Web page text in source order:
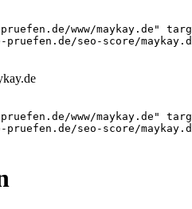
www/maykay.de"
seo-score/
www/maykay.de"
seo-score/